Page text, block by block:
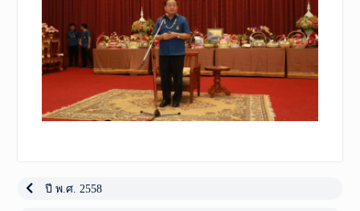
นำทางPrevious
ปี พ.ศ. 2558